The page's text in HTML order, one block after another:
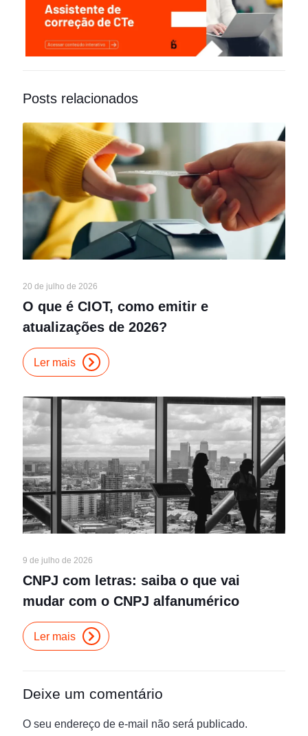
Posts relacionados
20 de julho de 2026
O que é CIOT, como emitir e
atualizações de 2026?
Ler mais
9 de julho de 2026
CNPJ com letras: saiba o que vai
mudar com o CNPJ alfanumérico
Ler mais
Deixe um comentário
O seu endereço de e-mail não será publicado.